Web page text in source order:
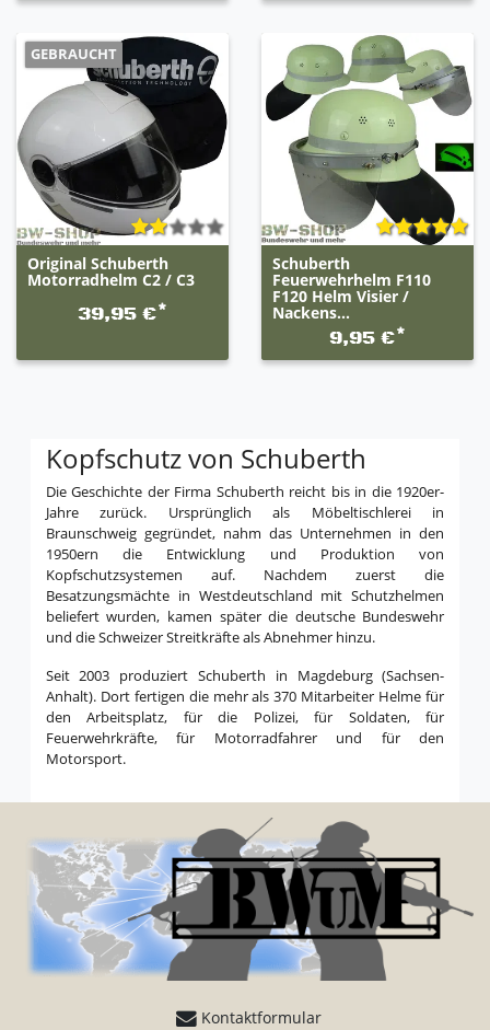
GEBRAUCHT
Original Schuberth
Motorradhelm C2 / C3
39,95 €*
Schuberth
Feuerwehrhelm F110
F120 Helm Visier /
Nackens...
9,95 €*
Kopfschutz von Schuberth
Die Geschichte der Firma Schuberth reicht bis in die 1920er-
Jahre zurück. Ursprünglich als Möbeltischlerei in
Braunschweig gegründet, nahm das Unternehmen in den
1950ern die Entwicklung und Produktion von
Kopfschutzsystemen auf. Nachdem zuerst die
Besatzungsmächte in Westdeutschland mit Schutzhelmen
beliefert wurden, kamen später die deutsche Bundeswehr
und die Schweizer Streitkräfte als Abnehmer hinzu.
Seit 2003 produziert Schuberth in Magdeburg (Sachsen-
Anhalt). Dort fertigen die mehr als 370 Mitarbeiter Helme für
den Arbeitsplatz, für die Polizei, für Soldaten, für
Feuerwehrkräfte, für Motorradfahrer und für den
Motorsport.
Kontaktformular